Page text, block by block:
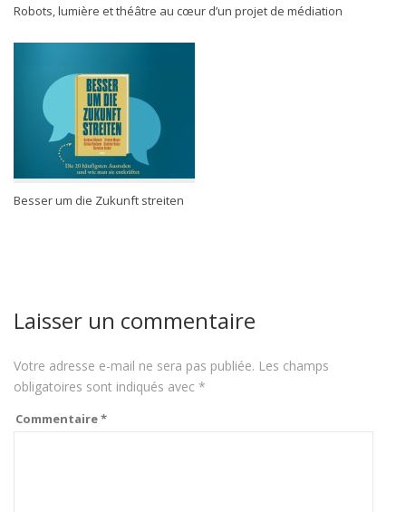
Robots, lumière et théâtre au cœur d’un projet de médiation
Besser um die Zukunft streiten
Laisser un commentaire
Votre adresse e-mail ne sera pas publiée. Les champs
obligatoires sont indiqués avec *
Commentaire*